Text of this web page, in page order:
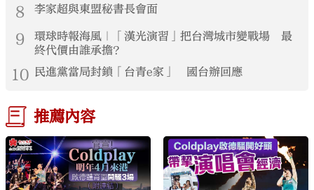
8 李家超與東盟秘書長會面
9
環球時報海風｜「漢光演習」把台灣城市變戰場 最
終代價由誰承擔？
10 民進黨當局封鎖「台青e家」 國台辦回應
推薦內容